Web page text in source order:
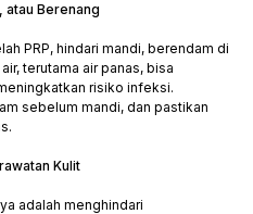
atau Berenang
PRP, hindari mandi, berendam di
terutama air panas, bisa
risiko infeksi.
sebelum mandi, dan pastikan
Kulit
adalah menghindari